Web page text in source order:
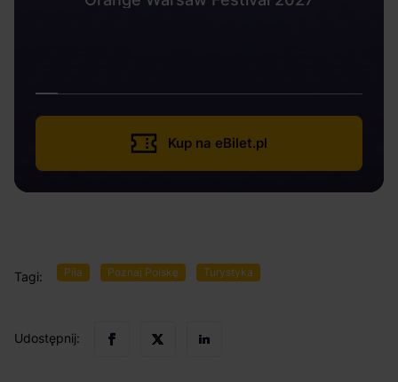
Kup na eBilet.pl
Tagi: Piła Poznaj Polskę Turystyka
Udostępnij: